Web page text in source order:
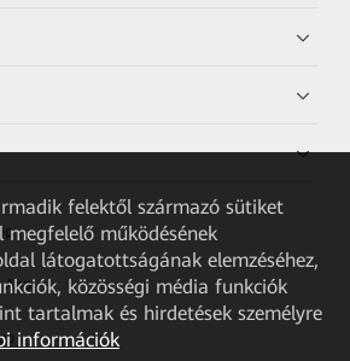
App
felektől származó sütiket
megfelelő működésének
látogatottságának elemzéséhez,
közösségi média funkciók
tartalmak és hirdetések személyre
információk